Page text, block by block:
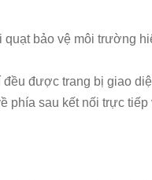
quạt bảo vệ môi trường
được trang bị giao
sau kết nối trực